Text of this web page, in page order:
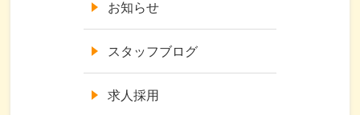
お知らせ
スタッフブログ
求人採用